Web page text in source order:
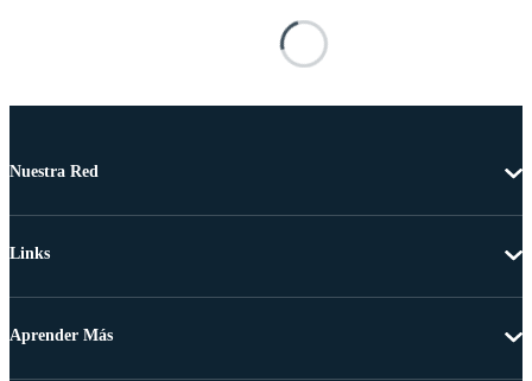
Nuestra Red
Links
Aprender Más